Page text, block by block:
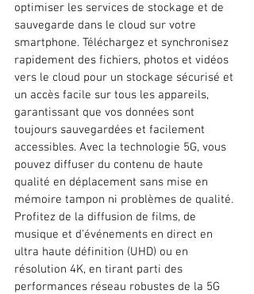
optimiser les services de stockage et de
sauvegarde dans le cloud sur votre
smartphone. Téléchargez et synchronisez
rapidement des fichiers, photos et vidéos
vers le cloud pour un stockage sécurisé et
un accès facile sur tous les appareils,
garantissant que vos données sont
toujours sauvegardées et facilement
accessibles. Avec la technologie 5G, vous
pouvez diffuser du contenu de haute
qualité en déplacement sans mise en
mémoire tampon ni problèmes de qualité.
Profitez de la diffusion de films, de
musique et d'événements en direct en
ultra haute définition (UHD) ou en
résolution 4K, en tirant parti des
performances réseau robustes de la 5G